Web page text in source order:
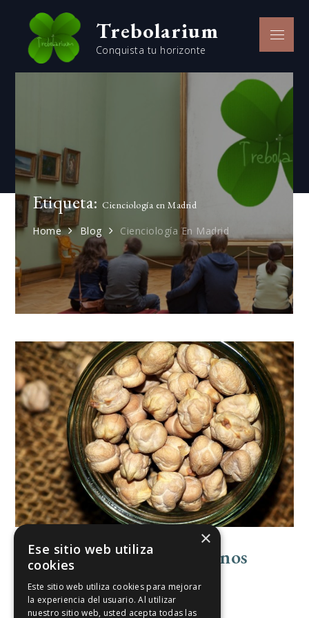
content
Trebolarium
Conquista tu horizonte
Menu
Etiqueta:Cienciología en Madrid
Home Blog Cienciología En Madrid
Algunos Cuantos Desayunos
Polémicos
Escribir y Publicar
×
Ese sitio web utiliza
cookies
Este sitio web utiliza cookies para mejorar
la experiencia del usuario. Al utilizar
nuestro sitio web, usted acepta todas las